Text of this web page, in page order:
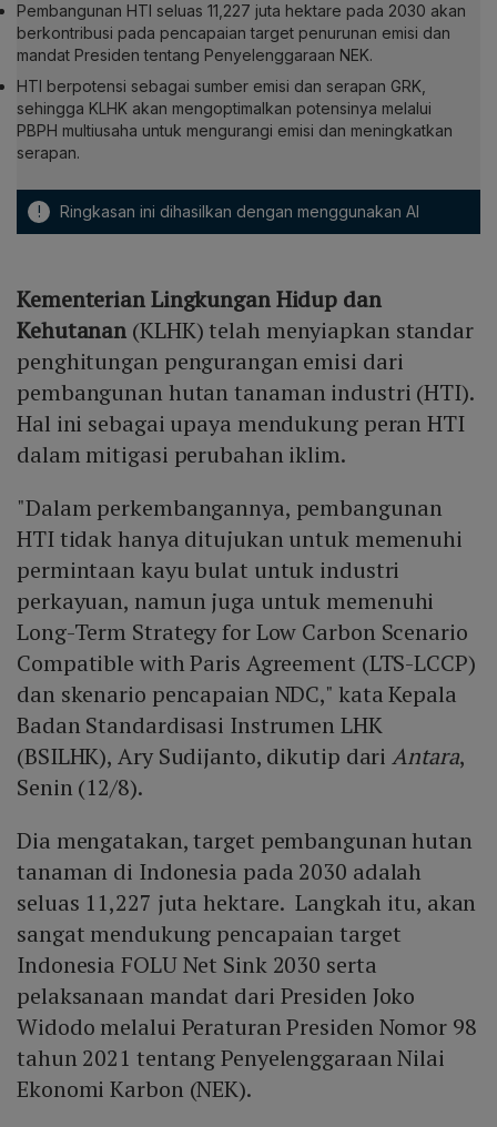
Pembangunan HTI seluas 11,227 juta hektare pada 2030 akan
berkontribusi pada pencapaian target penurunan emisi dan
mandat Presiden tentang Penyelenggaraan NEK.
HTI berpotensi sebagai sumber emisi dan serapan GRK,
sehingga KLHK akan mengoptimalkan potensinya melalui
PBPH multiusaha untuk mengurangi emisi dan meningkatkan
serapan.
! Ringkasan ini dihasilkan dengan menggunakan AI
Kementerian Lingkungan Hidup dan
Kehutanan (KLHK) telah menyiapkan standar
penghitungan pengurangan emisi dari
pembangunan hutan tanaman industri (HTI).
Hal ini sebagai upaya mendukung peran HTI
dalam mitigasi perubahan iklim.
"Dalam perkembangannya, pembangunan
HTI tidak hanya ditujukan untuk memenuhi
permintaan kayu bulat untuk industri
perkayuan, namun juga untuk memenuhi
Long-Term Strategy for Low Carbon Scenario
Compatible with Paris Agreement (LTS-LCCP)
dan skenario pencapaian NDC," kata Kepala
Badan Standardisasi Instrumen LHK
(BSILHK), Ary Sudijanto, dikutip dariAntara,
Senin (12/8).
Dia mengatakan, target pembangunan hutan
tanaman di Indonesia pada 2030 adalah
seluas 11,227 juta hektare. Langkah itu, akan
sangat mendukung pencapaian target
Indonesia FOLU Net Sink 2030 serta
pelaksanaan mandat dari Presiden Joko
Widodo melalui Peraturan Presiden Nomor 98
tahun 2021 tentang Penyelenggaraan Nilai
Ekonomi Karbon (NEK).